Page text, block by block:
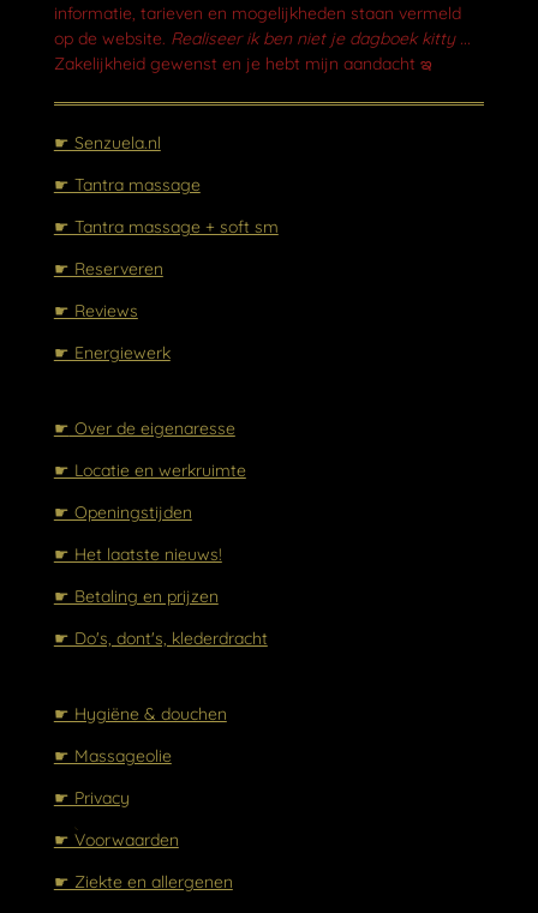
informatie, tarieven en mogelijkheden staan vermeld
op de website. Realiseer ik ben niet je dagboek kitty ...
Zakelijkheid gewenst en je hebt mijn aandacht ఇ
☛ Senzuela.nl
☛ Tantra massage
☛ Tantra massage + soft sm
☛ Reserveren
☛ Reviews
☛ Energiewerk
☛ Over de eigenaresse
☛ Locatie en werkruimte
☛ Openingstijden
☛ Het laatste nieuws!
☛ Betaling en prijzen
☛ Do's, dont's, klederdracht
☛ Hygiëne & douchen
☛ Massageolie
☛ Privacy
☛ Voorwaarden
☛ Ziekte en allergenen